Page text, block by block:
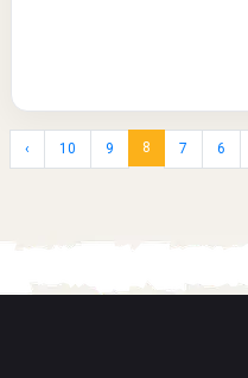
6
7
8
9
10
›